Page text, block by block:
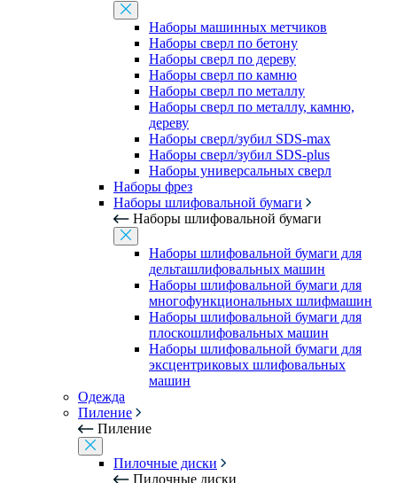
Наборы машинных метчиков
Наборы сверл по бетону
Наборы сверл по дереву
Наборы сверл по камню
Наборы сверл по металлу
Наборы сверл по металлу, камню,
дереву
Наборы сверл/зубил SDS-max
Наборы сверл/зубил SDS-plus
Наборы универсальных сверл
Наборы фрез
Наборы шлифовальной бумаги
Наборы шлифовальной бумаги
Наборы шлифовальной бумаги для
дельташлифовальных машин
Наборы шлифовальной бумаги для
многофункциональных шлифмашин
Наборы шлифовальной бумаги для
плоскошлифовальных машин
Наборы шлифовальной бумаги для
эксцентриковых шлифовальных
машин
Одежда
Пиление
Пиление
Пилочные диски
Пилочные диски